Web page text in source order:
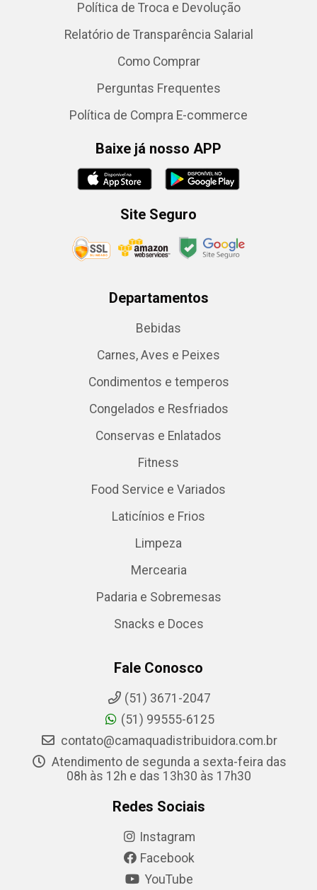
Política de Troca e Devolução
Relatório de Transparência Salarial
Como Comprar
Perguntas Frequentes
Política de Compra E-commerce
Baixe já nosso APP
Site Seguro
Departamentos
Bebidas
Carnes, Aves e Peixes
Condimentos e temperos
Congelados e Resfriados
Conservas e Enlatados
Fitness
Food Service e Variados
Laticínios e Frios
Limpeza
Mercearia
Padaria e Sobremesas
Snacks e Doces
Fale Conosco
(51) 3671-2047
(51) 99555-6125
contato@camaquadistribuidora.com.br
Atendimento de segunda a sexta-feira das
08h às 12h e das 13h30 às 17h30
Redes Sociais
Instagram
Facebook
YouTube